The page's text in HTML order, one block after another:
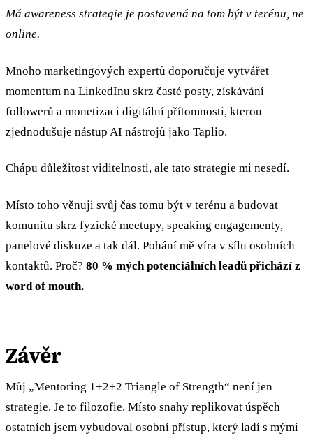
Má awareness strategie je postavená na tom být v terénu, ne
online.
Mnoho marketingových expertů doporučuje vytvářet
momentum na LinkedInu skrz časté posty, získávání
followerů a monetizaci digitální přítomnosti, kterou
zjednodušuje nástup AI nástrojů jako Taplio.
Chápu důležitost viditelnosti, ale tato strategie mi nesedí.
Místo toho věnuji svůj čas tomu být v terénu a budovat
komunitu skrz fyzické meetupy, speaking engagementy,
panelové diskuze a tak dál. Pohání mě víra v sílu osobních
kontaktů. Proč? 80 % mých potenciálních leadů přichází z
word of mouth.
Závěr
Můj „Mentoring 1+2+2 Triangle of Strength“ není jen
strategie. Je to filozofie. Místo snahy replikovat úspěch
ostatních jsem vybudoval osobní přístup, který ladí s mými